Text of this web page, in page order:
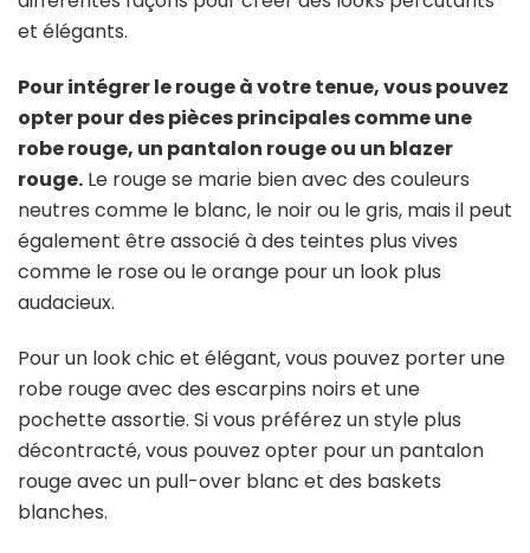
et élégants.
Pour intégrer le rouge à votre tenue, vous pouvez
opter pour des pièces principales comme une
robe rouge, un pantalon rouge ou un blazer
rouge. Le rouge se marie bien avec des couleurs
neutres comme le blanc, le noir ou le gris, mais il peut
également être associé à des teintes plus vives
comme le rose ou le orange pour un look plus
audacieux.
Pour un look chic et élégant, vous pouvez porter une
robe rouge avec des escarpins noirs et une
pochette assortie. Si vous préférez un style plus
décontracté, vous pouvez opter pour un pantalon
rouge avec un pull-over blanc et des baskets
blanches.